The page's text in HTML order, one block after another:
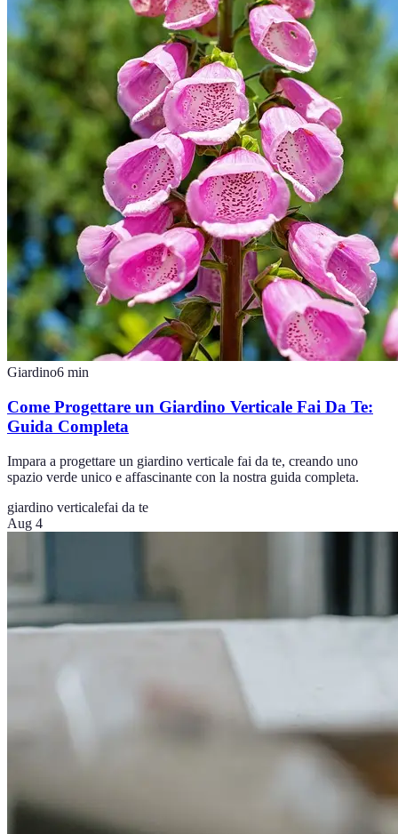
Giardino6 min
Come Progettare un Giardino Verticale Fai Da Te:
Guida Completa
Impara a progettare un giardino verticale fai da te, creando uno
spazio verde unico e affascinante con la nostra guida completa.
giardino verticalefai da te
Aug 4